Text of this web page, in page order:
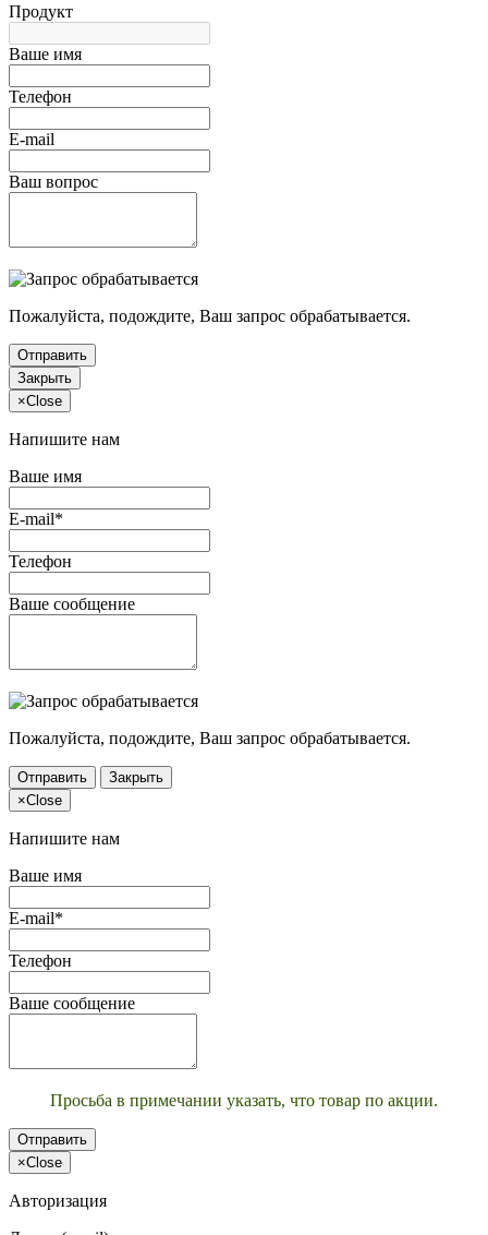
Продукт
Ваше имя
Телефон
E-mail
Ваш вопрос
Пожалуйста, подождите, Ваш запрос обрабатывается.
Отправить
Закрыть
×Close
Напишите нам
Ваше имя
E-mail*
Телефон
Ваше сообщение
Пожалуйста, подождите, Ваш запрос обрабатывается.
Отправить
Закрыть
×Close
Напишите нам
Ваше имя
E-mail*
Телефон
Ваше сообщение
Просьба в примечании указать, что товар по акции.
Отправить
×Close
Авторизация